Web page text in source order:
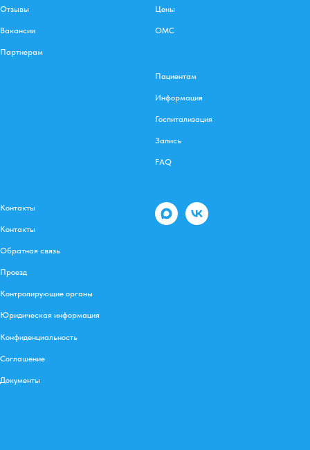
Отзывы
Вакансии
Партнерам
Цены
ОМС
Пациентам
Информация
Госпитализация
Запись
FAQ
Контакты
Контакты
Обратная связь
Проезд
Контролирующие органы
Юридическая информация
Конфиденциальность
Соглашение
Документы